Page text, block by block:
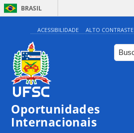
BRASIL
ACESSIBILIDADE ALTO CONTRASTE
Oportunidades
Internacionais